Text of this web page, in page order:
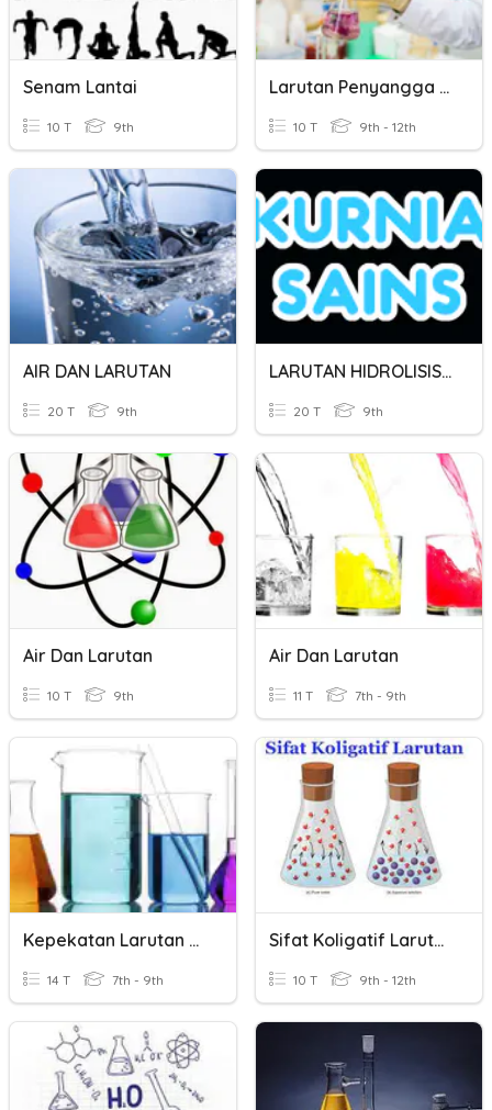
Senam Lantai
10 T 9th
Larutan Penyangga Dan Larutan Hidrolisis
10 T 9th - 12th
AIR DAN LARUTAN
20 T 9th
LARUTAN HIDROLISIS GARAM DAN LARUTAN DAPAR
20 T 9th
Air Dan Larutan
10 T 9th
Air Dan Larutan
11 T 7th - 9th
Kepekatan Larutan Akueus
14 T 7th - 9th
Sifat Koligatif Larutan
10 T 9th - 12th